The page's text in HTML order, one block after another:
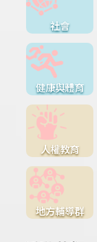
社會
健康與體育
人權教育
地方輔導群